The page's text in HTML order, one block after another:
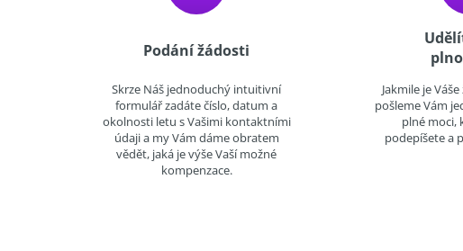
Podání žádosti
Skrze Náš jednoduchý intuitivní
formulář zadáte číslo, datum a
okolnosti letu s Vašimi kontaktními
údaji a my Vám dáme obratem
vědět, jaká je výše Vaší možné
kompenzace.
Jakmile je
pošleme Vám
plné moci,
podepíšete a